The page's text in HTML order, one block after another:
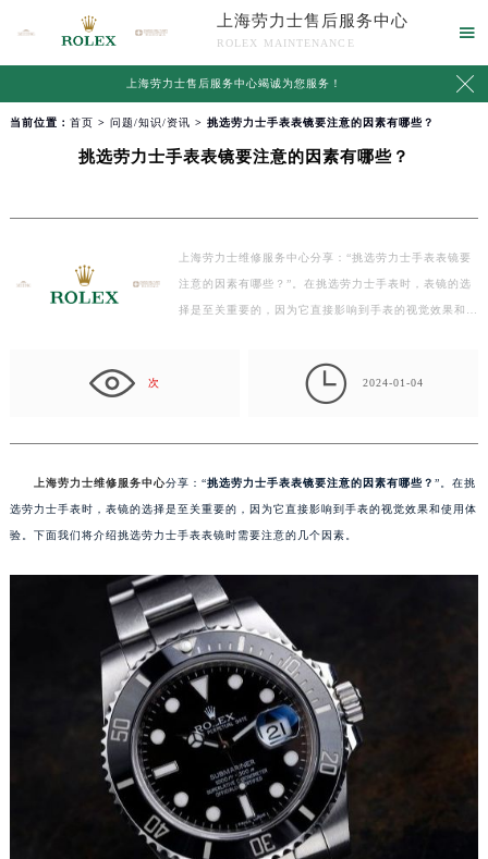
上海劳力士售后服务中心
ROLEX MAINTENANCE

上海劳力士售后服务中心竭诚为您服务！ 
当前位置： 首页 > 问题/知识/资讯 > 挑选劳力士手表表镜要注意的因素有哪些？
挑选劳力士手表表镜要注意的因素有哪些？
上海劳力士维修服务中心分享：“挑选劳力士手表表镜要
注意的因素有哪些？”。在挑选劳力士手表时，表镜的选
择是至关重要的，因为它直接影响到手表的视觉效果和
次  2024-01-04
上海劳力士维修服务中心分享：“挑选劳力士手表表镜要注意的因素有哪些？ ”。在挑
选劳力士手表时，表镜的选择是至关重要的，因为它直接影响到手表的视觉效果和使用体
验。下面我们将介绍挑选劳力士手表表镜时需要注意的几个因素。